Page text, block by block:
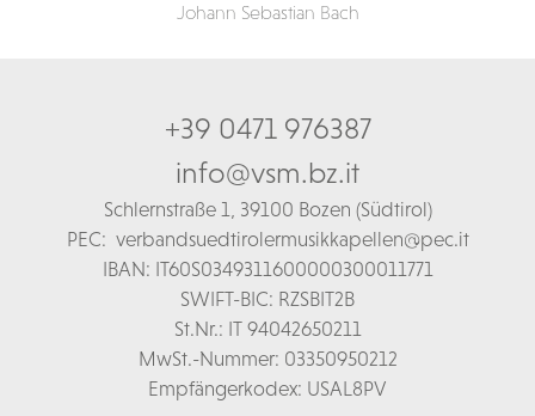
Johann Sebastian Bach
+39 0471 976387
info@vsm.bz.it
Schlernstraße 1, 39100 Bozen (Südtirol)
PEC: verbandsuedtirolermusikkapellen@pec.it
IBAN: IT60S0349311600000300011771
SWIFT-BIC: RZSBIT2B
St.Nr.: IT 94042650211
MwSt.-Nummer: 03350950212
Empfängerkodex: USAL8PV